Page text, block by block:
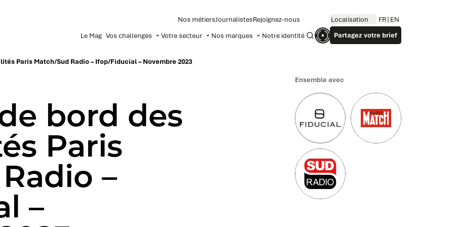
Le Mag Vos challenges Votre secteur Nos marques Notre identité RecherchePartagez votre brief
Nos métiersJournalistesRejoignez-nous Localisation FR EN
Paris Match/Sud Radio – Ifop/Fiducial – Novembre 2023
bord des
Paris
–
–
Ensemble avec